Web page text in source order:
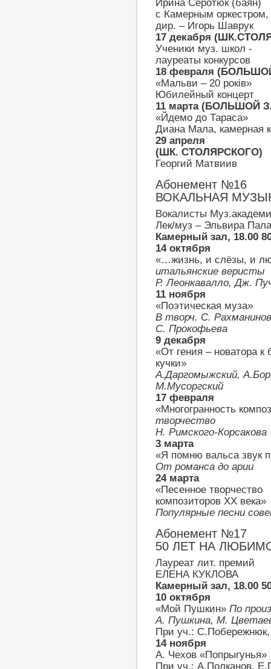
Ирина Серотюк (баян)
с Камерным оркестром,
дир. – Игорь Шаврук
17 декабря
Ученики муз. школ -
лауреаты конкурсов
18 февраля
«Мальви – 20 років»
Юбилейный концерт
11 марта (БОЛЬШОЙ
«Йдемо до Тараса»
Диана Мала, камерная
29 апреля
(ШК. СТОЛЯРСКОГО)
Георгий Матвиив
Абонемент №16
ВОКАЛЬНАЯ
Вокалисты
Лек/муз – Эльвира
Камерный зал, 18.00
14 октября
«…жизнь, и слёзы, и
итальянские веристы
Р. Леонкавалло, Дж.
11 ноября
«Поэтическая муза»
В творч. С.
С. Прокофьева
9 декабря
«От гения – новатора
кучки»
А.Даргомыжский,
М.Мусоргский
17 февраля
«Многогранность
творчество
Н. Римского-Корсакова
3 марта
«Я помню вальса звук
От романса до арии
24 марта
«Песенное творчество
композиторов ХХ века»
Популярные песни
Абонемент №17
50 ЛЕТ НА
Лауреат лит. премий
ЕЛЕНА КУКЛОВА
Камерный зал, 18.00
10 октября
«Мой Пушкин» По
А. Пушкина, М.
При уч.:
14 ноября
А. Чехов «Попрыгунья»
При уч.: А.Полканов,